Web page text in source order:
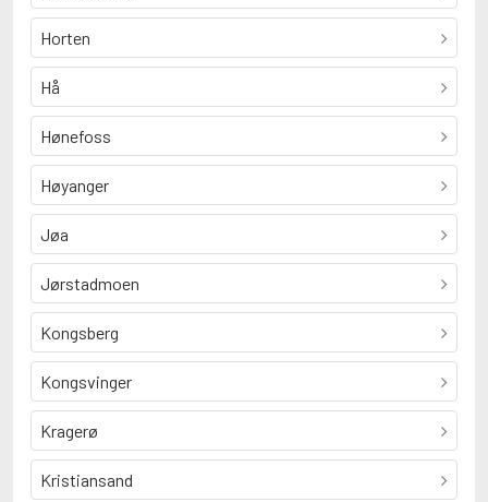
Horten
Hå
Hønefoss
Høyanger
Jøa
Jørstadmoen
Kongsberg
Kongsvinger
Kragerø
Kristiansand